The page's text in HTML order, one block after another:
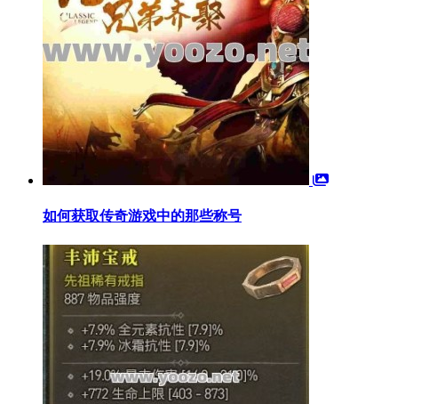
如何获取传奇游戏中的那些称号